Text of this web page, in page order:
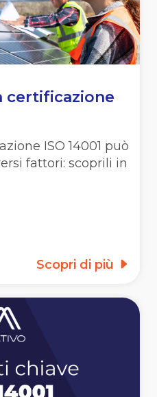
certificazione
ISO 14001 può
fattori: scoprili in
Scopri di più